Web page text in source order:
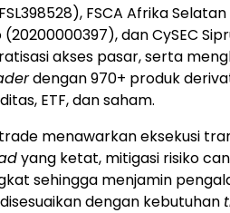
FSCA Afrika
dan CySEC
akses pasar, serta
dengan 970+ produk
ETF, dan saham.
menawarkan eksekusi
yang ketat, mitigasi risiko
sehingga menjamin
dengan kebutuhan